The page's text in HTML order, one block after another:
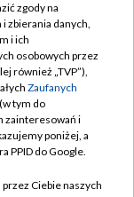
zgody na
zbierania danych,
i ich
osobowych przez
również „TVP”),
Zaufanych
tym do
zainteresowań i
poniżej, a
PPID do Google.
Ciebie naszych